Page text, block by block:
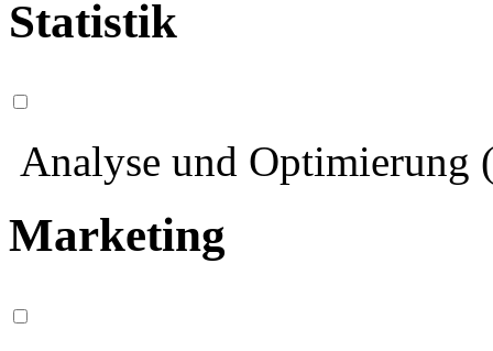
Statistik
Analyse und Optimierung
Marketing